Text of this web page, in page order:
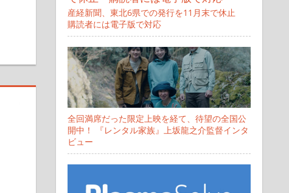
産経新聞、東北6県での発行を11月末で休止
購読者には電子版で対応
全回満席だった限定上映を経て、待望の全国公
開中！ 『レンタル家族』上坂龍之介監督インタ
ビュー